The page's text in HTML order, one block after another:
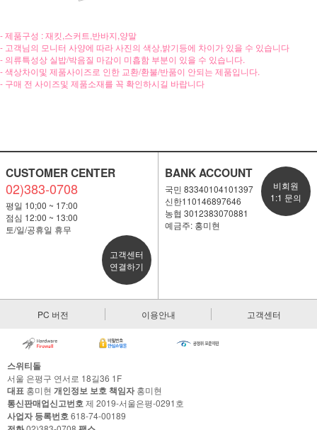
- 제품구성 : 재킷,스커트,반바지,양말
- 고객님의 모니터 사양에 따라 사진의 색상,밝기등에 차이가 있을 수 있습니다
- 의류특성상 실밥/박음질 마감이 미흡함 부분이 있을 수 있습니다.
- 색상차이및 제품사이즈로 인한 교환/환불/반품이 안되는 제품입니다.
- 구매 전 사이즈및 제품소재를 꼭 확인하시길 바랍니다
CUSTOMER CENTER
02)383-0708
평일 10;00 ~ 17:00
점심 12:00 ~ 13:00
토/일/공휴일 휴무
고객센터
연결하기
BANK ACCOUNT
국민 83340104101397
신한110146897646
농협 3012383070881
예금주: 홍미현
비회원
1:1 문의
PC 버전 이용안내 고객센터
스위티돌
서울 은평구 연서로 18길36 1F
대표 홍미현 개인정보 보호 책임자홍미현
통신판매업신고번호제 2019-서울은평-0291호
사업자 등록번호618-74-00189